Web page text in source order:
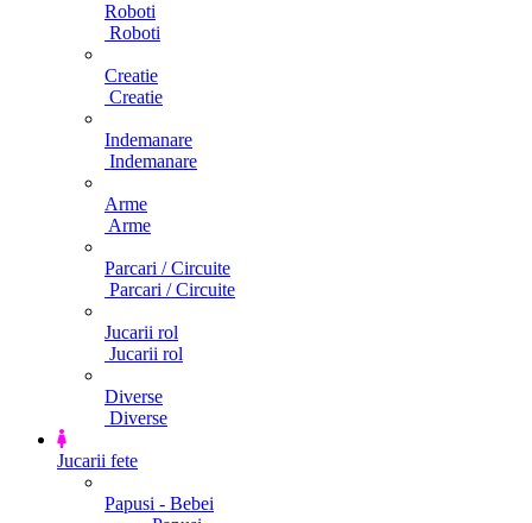
Roboti
Roboti
Creatie
Creatie
Indemanare
Indemanare
Arme
Arme
Parcari / Circuite
Parcari / Circuite
Jucarii rol
Jucarii rol
Diverse
Diverse
Jucarii fete
Papusi - Bebei